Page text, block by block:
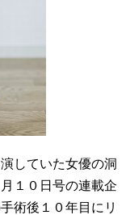
していた女優の洞
１０日号の連載企
術後１０年目にリ